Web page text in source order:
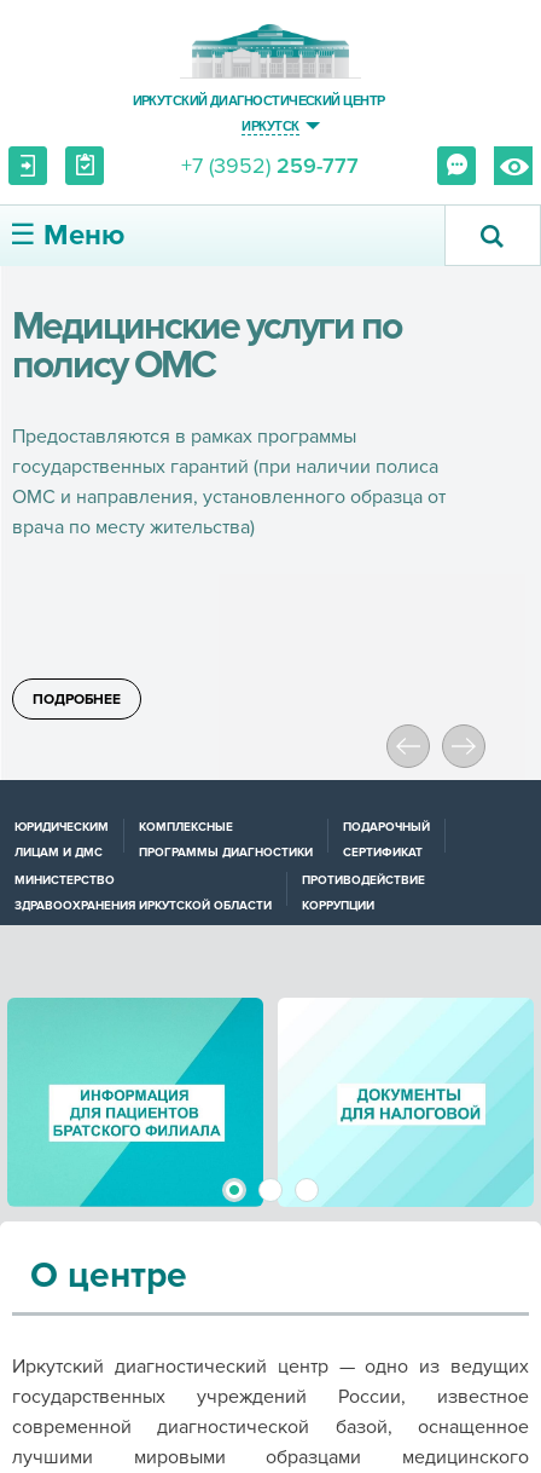
ИРКУТСКИЙ ДИАГНОСТИЧЕСКИЙ ЦЕНТР
ИРКУТСК
+7 (3952) 259-777
☰ Меню
УСЛУГИ И ЦЕНЫ
ВРАЧУ
ПРАВОВАЯ ИНФОРМАЦИЯ
Медицинские услуги по
полису ОМС
Предоставляются в рамках программы
государственных гарантий (при наличии полиса
ОМС и направления, установленного образца от
врача по месту жительства)
ПОДРОБНЕЕ
ЮРИДИЧЕСКИМ
ЛИЦАМ И ДМС
КОМПЛЕКСНЫЕ
ПРОГРАММЫ ДИАГНОСТИКИ
ПОДАРОЧНЫЙ
СЕРТИФИКАТ
МИНИСТЕРСТВО
ЗДРАВООХРАНЕНИЯ ИРКУТСКОЙ ОБЛАСТИ
ПРОТИВОДЕЙСТВИЕ
КОРРУПЦИИ
О центре
Иркутский диагностический центр— одно из ведущих
государственных учреждений России, известное
современной диагностической базой, оснащенное
лучшими мировыми образцами медицинского